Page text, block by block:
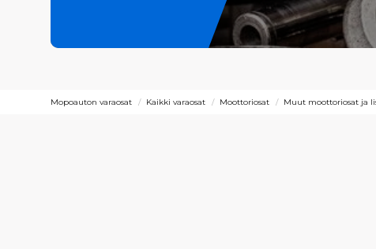
Mopoauton varaosat Kaikki varaosat Moottoriosat Muut moottoriosat ja